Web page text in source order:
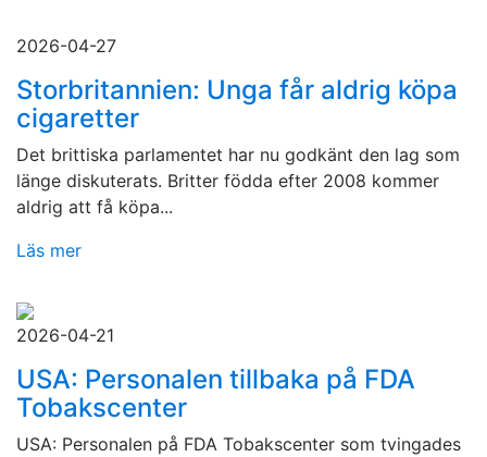
2026-04-27
Storbritannien: Unga får aldrig köpa
cigaretter
Det brittiska parlamentet har nu godkänt den lag som
länge diskuterats. Britter födda efter 2008 kommer
aldrig att få köpa...
Läs mer
2026-04-21
USA: Personalen tillbaka på FDA
Tobakscenter
USA: Personalen på FDA Tobakscenter som tvingades